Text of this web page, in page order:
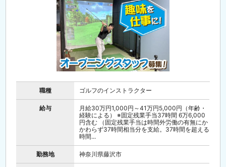
職種 ゴルフのインストラクター
給与
月給30万円1,000円～41万円5,000円（年齢・
経験による） ※固定残業手当37時間 6万6,000
円含む （固定残業手当は時間外労働の有無にか
かわらず37時間相当分を支給。37時間を超える
時間...
勤務地 神奈川県藤沢市